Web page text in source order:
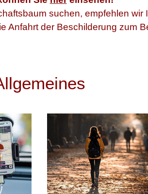
suchen, empfehlen
Anfahrt der Beschilderung zum